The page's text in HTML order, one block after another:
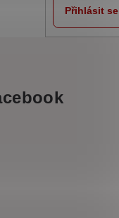
Přihlásit se